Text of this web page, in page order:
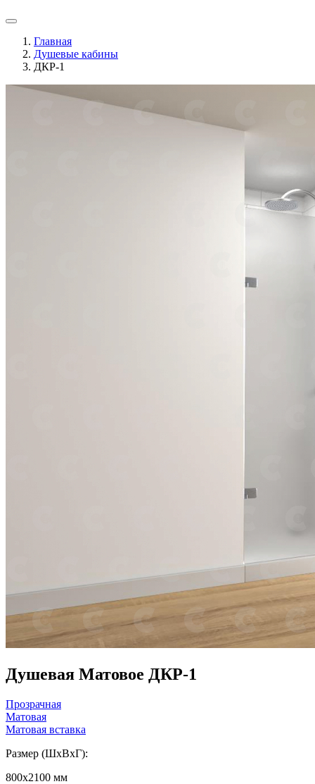
Главная
Душевые кабины
ДКР-1
Душевая Матовое ДКР-1
Прозрачная
Матовая
Матовая вставка
Размер (ШxВxГ):
800x2100 мм